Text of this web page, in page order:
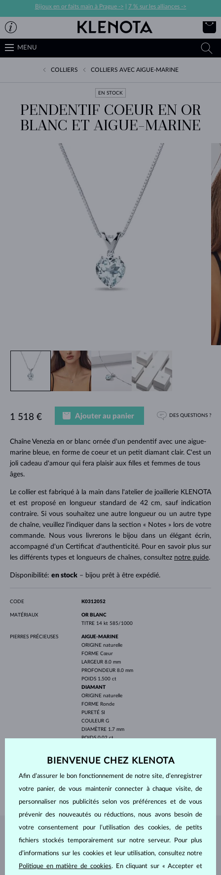
Bijoux en or faits main à Prague -> 7 % sur les alliances ->
MENU
COLLIERS COLLIERS AVEC AIGUE-MARINE
EN STOCK
PENDENTIF COEUR EN OR
BLANC ET AIGUE-MARINE
Chaîne Venezia en or blanc ornée d'un pendentif avec une aigue-
marine bleue, en forme de coeur et un petit diamant clair. C'est un
joli cadeau d'amour qui fera plaisir aux filles et femmes de tous
âges.
Le collier est fabriqué à la main dans l'atelier de joaillerie KLENOTA
et est proposé en longueur standard de 42 cm, sauf indication
contraire. Si vous souhaitez une autre longueur ou un autre type
de chaîne, veuillez l'indiquer dans la section « Notes » lors de votre
commande. Nous vous livrerons le bijou dans un élégant écrin,
accompagné d'un Certificat d'authenticité. Pour en savoir plus sur
les différents types et longueurs de chaînes, consultez notre guide.
Disponibilité: en stock– bijou prêt à être expédié.
1 518 € Ajouter au panier DES QUESTIONS ?
CODE K0312052
MATÉRIAUX
OR BLANC
TITRE 14 kt 585/1000
PIERRES PRÉCIEUSES
AIGUE-MARINE
ORIGINE naturelle
FORME Cœur
LARGEUR 8.0 mm
PROFONDEUR 8.0 mm
POIDS 1.500 ct
DIAMANT
ORIGINE naturelle
FORME Ronde
PURETÉ SI
COULEUR G
DIAMÈTRE 1.7 mm
POIDS0.02 ct
16.30 mm
LONGEUR 420.00 mm
POIDS 2.40 g
BIJOUX DEL'ATELIER KLENOTA
BIENVENUE CHEZ KLENOTA
Afin d’assurer le bon fonctionnement de notre site, d’enregistrer
votre panier, de vous maintenir connecter à chaque visite, de
personnaliser nos publicités selon vos préférences et de vous
prévenir des nouveautés ou réductions, nous avons besoin de
votre consentement pour l’utilisation des cookies, de petits
fichiers stockés temporairement sur notre serveur. Pour plus
d’informations sur les cookies et leur utilisation, consultez notre
Politique en matière de cookies. En cliquant sur « Accepter et